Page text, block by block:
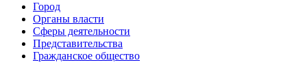
Город
Органы власти
Сферы деятельности
Представительства
Гражданское общество